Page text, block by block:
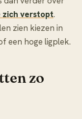
zich verstopt.
zien kiezen in
een hoge ligplek.
zo